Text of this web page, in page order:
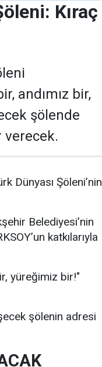
Kıraç
andımız bir,
şölende
verecek.
Dünyası Şöleni’nin
Belediyesi’nin
katkılarıyla
yüreğimiz bir!"
şölenin adresi